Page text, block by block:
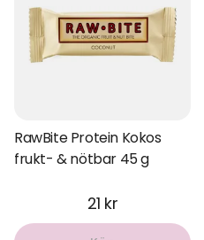
RawBite Protein Kokos
frukt- & nötbar 45 g
21 kr